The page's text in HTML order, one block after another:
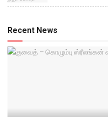
Recent News